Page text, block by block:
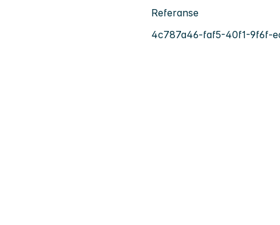
Referanse
4c787a46-faf5-40f1-9f6f-